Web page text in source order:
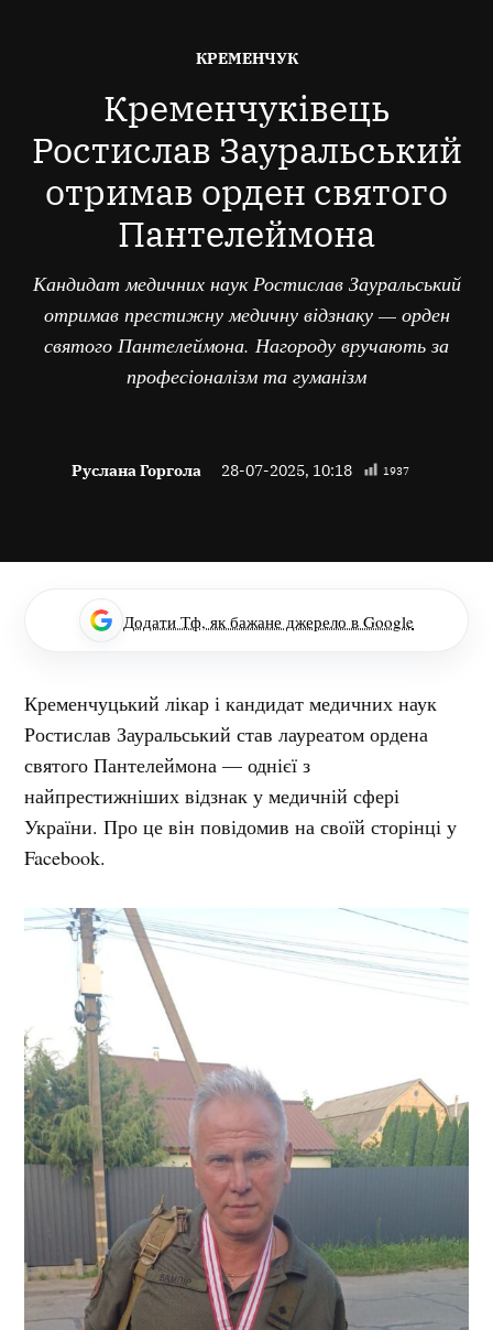
ОПУБЛІКОВАНО
КРЕМЕНЧУК
Кременчуківець
Ростислав Зауральський
отримав орден святого
Пантелеймона
Кандидат медичних наук Ростислав Зауральський
отримав престижну медичну відзнаку — орден
святого Пантелеймона. Нагороду вручають за
професіоналізм та гуманізм
Руслана Горгола 28-07-2025, 10:18 1937
Додати Тф, як бажане джерело в Google
Кременчуцький лікар і кандидат медичних наук
Ростислав Зауральський став лауреатом ордена
святого Пантелеймона — однієї з
найпрестижніших відзнак у медичній сфері
України. Про це він повідомив на своїй сторінці у
Facebook.